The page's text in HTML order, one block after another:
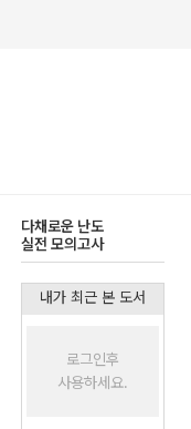
다채로운 난도
실전 모의고사
내가 최근 본 도서
로그인후
사용하세요.